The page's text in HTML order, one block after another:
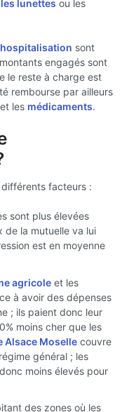
lunettes ou les
sont
engagés sont
le reste à charge est
rembourse par ailleurs
les médicaments.
facteurs :
sont plus élevées
de la mutuelle va lui
est en moyenne
agricole et les
à avoir des dépenses
; ils paient donc leur
moins cher que les
Alsace Moselle couvre
général ; les
moins élevés pour
des zones où les